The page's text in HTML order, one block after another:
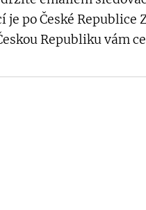
po České Republice
Republiku vám